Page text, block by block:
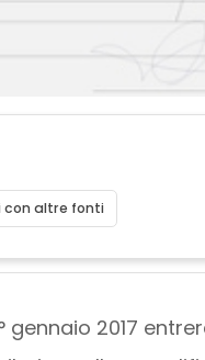
con altre fonti
gennaio 2017